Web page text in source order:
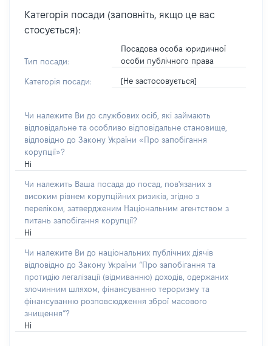
Категорія посади (заповніть, якщо це вас
стосується):
Тип посади:
Посадова особа юридичної
особи публічного права
Категорія посади: [Не застосовується]
Чи належите Ви до службових осіб, які займають
відповідальне та особливо відповідальне становище,
відповідно до Закону України «Про запобігання
корупції»?
Ні
Чи належить Ваша посада до посад, пов'язаних з
високим рівнем корупційних ризиків, згідно з
переліком, затвердженим Національним агентством з
питань запобігання корупції?
Ні
Чи належите Ви до національних публічних діячів
відповідно до Закону України “Про запобігання та
протидію легалізації (відмиванню) доходів, одержаних
злочинним шляхом, фінансуванню тероризму та
фінансуванню розповсюдження зброї масового
знищення”?
Ні